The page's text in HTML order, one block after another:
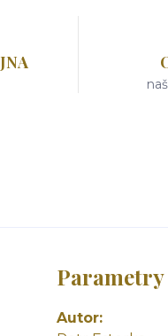
Parametry
Autor